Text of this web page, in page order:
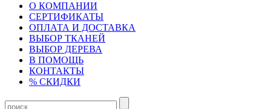
О КОМПАНИИ
СЕРТИФИКАТЫ
ОПЛАТА И ДОСТАВКА
ВЫБОР ТКАНЕЙ
ВЫБОР ДЕРЕВА
В ПОМОЩЬ
КОНТАКТЫ
% СКИДКИ